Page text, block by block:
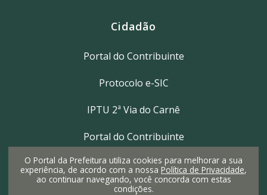
Cidadão
Portal do Contribuinte
Protocolo e-SIC
IPTU 2ª Via do Carnê
Portal do Contribuinte
Empresa
O Portal da Prefeitura utiliza cookies para melhorar a sua
experiência, de acordo com a nossa Política de Privacidade,
ao continuar navegando, você concorda com estas
condições.